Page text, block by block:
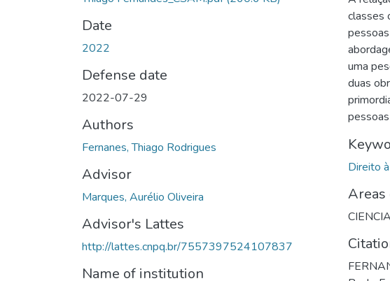
Date
2022
Defense date
2022-07-29
Authors
Fernanes, Thiago Rodrigues
Advisor
Marques, Aurélio Oliveira
Advisor's Lattes
http://lattes.cnpq.br/7557397524107837
Name of institution
classes
uma
duas
Direito
Areas